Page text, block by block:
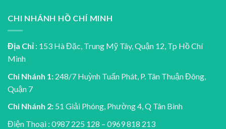
CHI NHÁNH HỒ CHÍ MINH
Địa Chỉ : 153 Hà Đặc, Trung Mỹ Tây, Quận 12, Tp Hồ Chí
Minh
Chi Nhánh 1: 248/7 Huỳnh Tuấn Phát, P. Tân Thuận Đông,
Quận 7
Chi Nhánh 2: 51 Giải Phóng, Phường 4, Q Tân Bình
Điện Thoại : 0987 225 128 – 0969 818 213